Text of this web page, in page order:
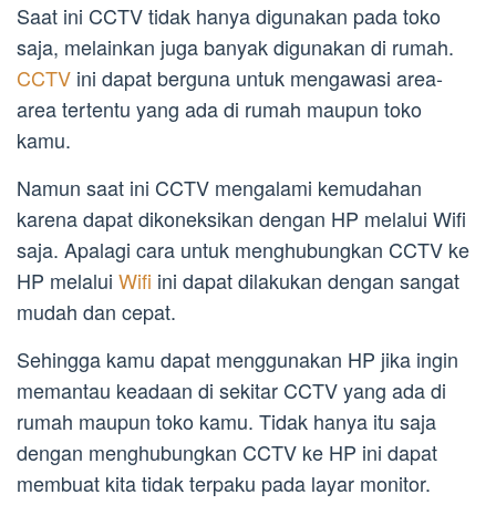
Saat ini CCTV tidak hanya digunakan pada toko
saja, melainkan juga banyak digunakan di rumah.
CCTV ini dapat berguna untuk mengawasi area-
area tertentu yang ada di rumah maupun toko
kamu.
Namun saat ini CCTV mengalami kemudahan
karena dapat dikoneksikan dengan HP melalui Wifi
saja. Apalagi cara untuk menghubungkan CCTV ke
HP melalui Wifi ini dapat dilakukan dengan sangat
mudah dan cepat.
Sehingga kamu dapat menggunakan HP jika ingin
memantau keadaan di sekitar CCTV yang ada di
rumah maupun toko kamu. Tidak hanya itu saja
dengan menghubungkan CCTV ke HP ini dapat
membuat kita tidak terpaku pada layar monitor.